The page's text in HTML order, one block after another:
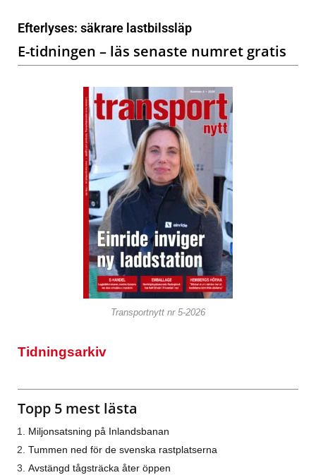
Efterlyses: säkrare lastbilssläp
E-tidningen – läs senaste numret gratis
Transportnytt nr 5-2026
Tidningsarkiv
Topp 5 mest lästa
Miljonsatsning på Inlandsbanan
Tummen ned för de svenska rastplatserna
Avstängd tågsträcka åter öppen